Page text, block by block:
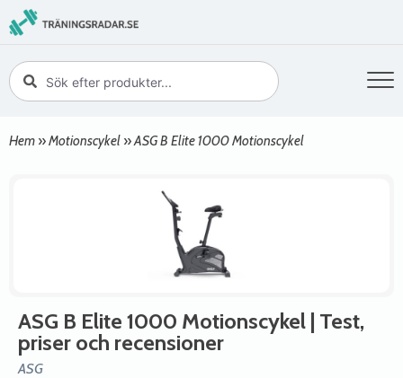
Hem »Motionscykel »ASG B Elite 1000 Motionscykel
ASG B Elite 1000 Motionscykel | Test,
priser och recensioner
ASG